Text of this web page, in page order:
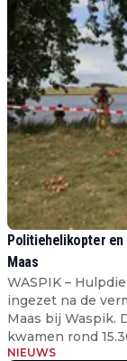
Politiehelikopter
Maas
WASPIK –
ingezet na de
Maas bij Waspik.
kwamen rond
NIEUWS